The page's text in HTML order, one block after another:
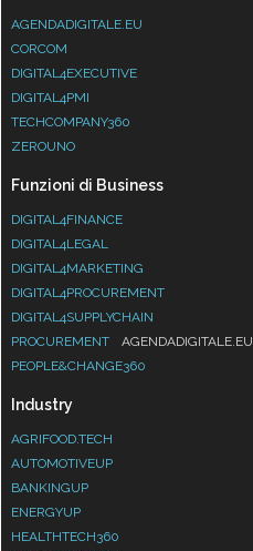
AGENDADIGITALE.EU
CORCOM
DIGITAL4EXECUTIVE
DIGITAL4PMI
TECHCOMPANY360
ZEROUNO
Funzioni di Business
DIGITAL4FINANCE
DIGITAL4LEGAL
DIGITAL4MARKETING
DIGITAL4PROCUREMENT
DIGITAL4SUPPLYCHAIN
PROCUREMENT
AGENDADIGITALE.EU
PEOPLE&CHANGE360
Industry
AGRIFOOD.TECH
AUTOMOTIVEUP
BANKINGUP
ENERGYUP
HEALTHTECH360